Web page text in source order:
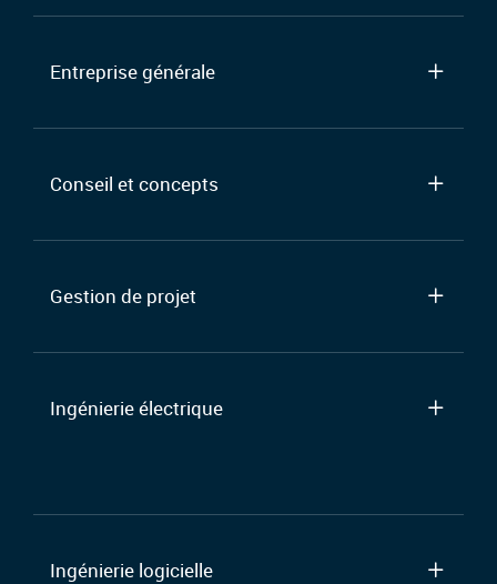
Entreprise générale
Conseil et concepts
Gestion de projet
Ingénierie électrique
Ingénierie logicielle